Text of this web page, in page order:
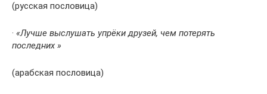
(русская пословица)
· «Лучше выслушать упрёки друзей, чем потерять
последних »
(арабская пословица)